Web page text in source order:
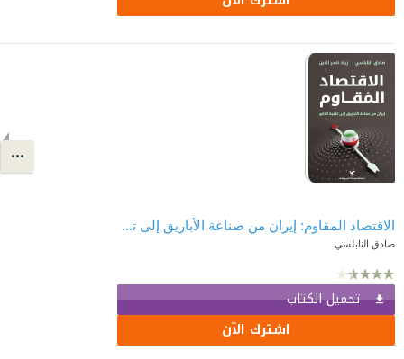
الاقتصاد المقاوم: إيران من صناعة الأباريق إلى تقنية النانو
صادق النابلسي
تحميل الكتاب
اشترك الآن